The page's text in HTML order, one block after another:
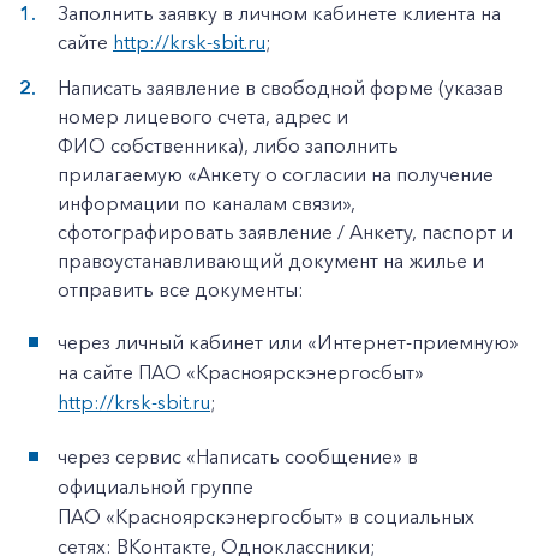
Заполнить заявку в личном кабинете клиента на
сайте http://krsk-sbit.ru;
Написать заявление в свободной форме (указав
номер лицевого счета, адрес и
ФИО собственника), либо заполнить
прилагаемую «Анкету о согласии на получение
информации по каналам связи»,
сфотографировать заявление / Анкету, паспорт и
правоустанавливающий документ на жилье и
отправить все документы:
через личный кабинет или «Интернет-приемную»
на сайте ПАО «Красноярскэнергосбыт»
http://krsk-sbit.ru;
через сервис «Написать сообщение» в
официальной группе
ПАО «Красноярскэнергосбыт» в социальных
сетях: ВКонтакте, Одноклассники;